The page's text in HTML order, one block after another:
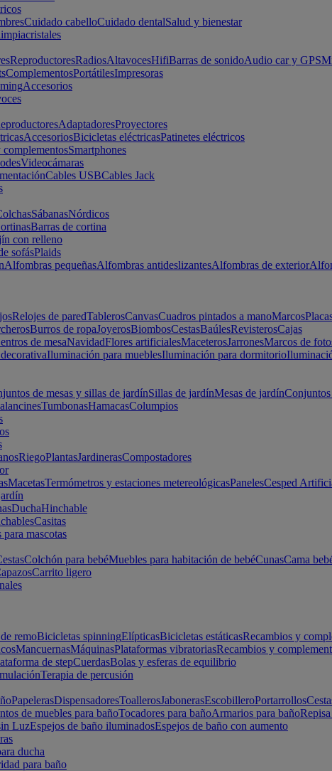
Cuidado cabelloCuidado dentalSalud y bienestar
ReproductoresRadiosAltavocesHifiBarras de sonidoAudio car y GPS
ComplementosPortátilesImpresoras
Accesorios
AdaptadoresProyectores
AccesoriosBicicletas eléctricasPatinetes eléctricos
complementosSmartphones
Videocámaras
Cables USBCables Jack
SábanasNórdicos
Barras de cortina
con relleno
sofásPlaids
Alfombras pequeñasAlfombras antideslizantesAlfombras de exterior
Relojes de paredTablerosCanvasCuadros pintados a manoMarcos
Burros de ropaJoyerosBiombosCestasBaúlesRevisterosCajas
de mesaNavidadFlores artificialesMaceterosJarronesMarcos de
Iluminación para mueblesIluminación para dormitorio
de mesas y sillas de jardínSillas de jardínMesas de jardín
TumbonasHamacasColumpios
RiegoPlantasJardinerasCompostadores
MacetasTermómetros y estaciones metereológicasPanelesCesped
DuchaHinchable
Casitas
para mascotas
Colchón para bebéMuebles para habitación de bebéCunasCama
Carrito ligero
remoBicicletas spinningElípticasBicicletas estáticasRecambios y
MancuernasMáquinasPlataformas vibratoriasRecambios y
de stepCuerdasBolas y esferas de equilibrio
Terapia de percusión
PapelerasDispensadoresToallerosJabonerasEscobilleroPortarrollos
de muebles para bañoTocadores para bañoArmarios para baño
LuzEspejos de baño iluminadosEspejos de baño con aumento
ducha
para baño